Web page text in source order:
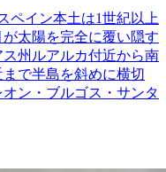
ペイン本土は1世紀以上
太陽を完全に覆い隠す
ス州ルアルカ付近から南
で半島を斜めに横切
ン・ブルゴス・サンタ